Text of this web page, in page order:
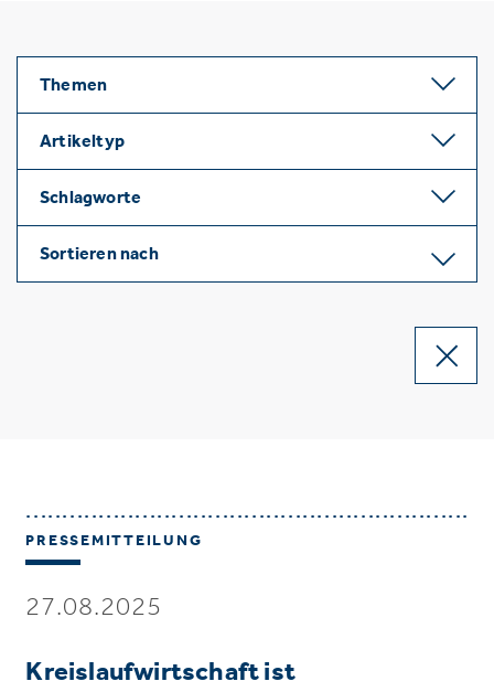
Themen
Artikeltyp
Schlagworte
Sortieren nach
PRESSEMITTEILUNG
27.08.2025
Kreislaufwirtschaft ist